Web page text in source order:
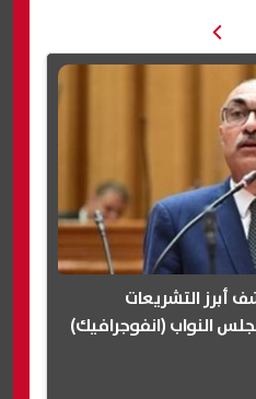
أبرز التشريعات
النواب (انفوجرافيك)